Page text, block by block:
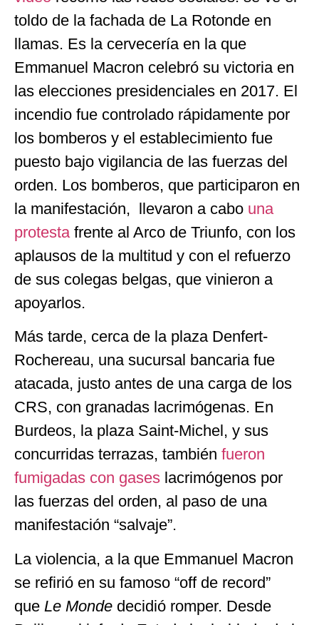
toldo de la fachada de La Rotonde en
llamas. Es la cervecería en la que
Emmanuel Macron celebró su victoria en
las elecciones presidenciales en 2017. El
incendio fue controlado rápidamente por
los bomberos y el establecimiento fue
puesto bajo vigilancia de las fuerzas del
orden. Los bomberos, que participaron en
la manifestación, llevaron a cabo una
protesta frente al Arco de Triunfo, con los
aplausos de la multitud y con el refuerzo
de sus colegas belgas, que vinieron a
apoyarlos.
Más tarde, cerca de la plaza Denfert-
Rochereau, una sucursal bancaria fue
atacada, justo antes de una carga de los
CRS, con granadas lacrimógenas. En
Burdeos, la plaza Saint-Michel, y sus
concurridas terrazas, también fueron
fumigadas con gases lacrimógenos por
las fuerzas del orden, al paso de una
manifestación “salvaje”.
La violencia, a la que Emmanuel Macron
se refirió en su famoso “off de record”
que Le Monde decidió romper. Desde